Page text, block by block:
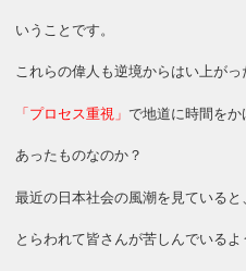
いうことです。
これらの偉人も逆境からはい上が
「プロセス重視」で地道に時間を
あったものなのか？
最近の日本社会の風潮を見ていると
とらわれて皆さんが苦しんでいるよ